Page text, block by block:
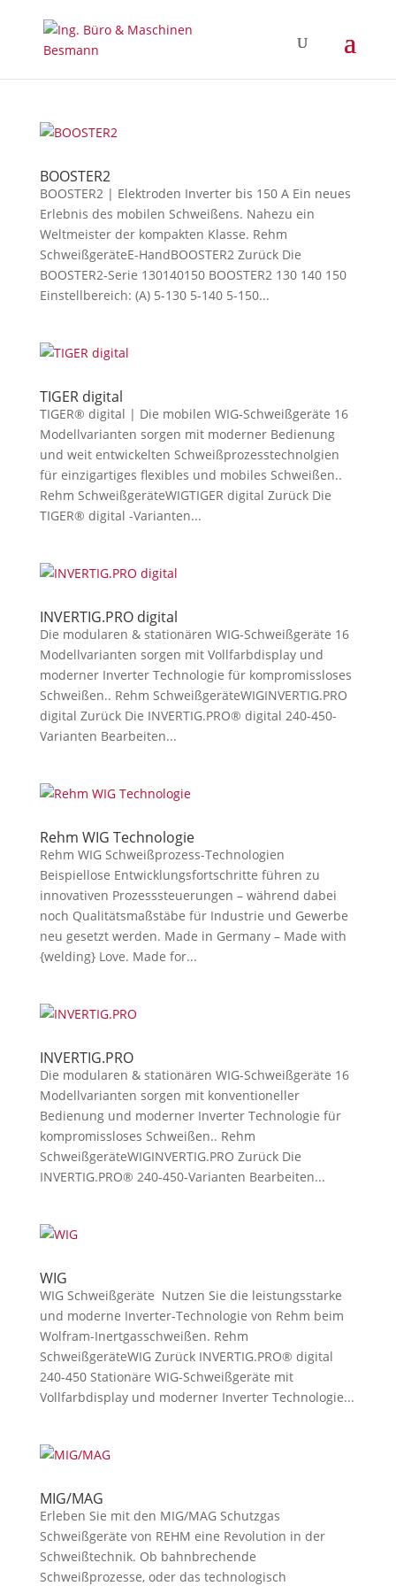
BOOSTER2
BOOSTER2 | Elektroden Inverter bis 150 A Ein neues
Erlebnis des mobilen Schweißens. Nahezu ein
Weltmeister der kompakten Klasse. Rehm
SchweißgeräteE-HandBOOSTER2 Zurück Die
BOOSTER2-Serie 130140150 BOOSTER2 130 140 150
Einstellbereich: (A) 5-130 5-140 5-150...
TIGER digital
TIGER® digital | Die mobilen WIG-Schweißgeräte 16
Modellvarianten sorgen mit moderner Bedienung
und weit entwickelten Schweißprozesstechnolgien
für einzigartiges flexibles und mobiles Schweißen..
Rehm SchweißgeräteWIGTIGER digital Zurück Die
TIGER® digital -Varianten...
INVERTIG.PRO digital
Die modularen & stationären WIG-Schweißgeräte 16
Modellvarianten sorgen mit Vollfarbdisplay und
moderner Inverter Technologie für kompromissloses
Schweißen.. Rehm SchweißgeräteWIGINVERTIG.PRO
digital Zurück Die INVERTIG.PRO® digital 240-450-
Varianten Bearbeiten...
Rehm WIG Technologie
Rehm WIG Schweißprozess-Technologien
Beispiellose Entwicklungsfortschritte führen zu
innovativen Prozesssteuerungen – während dabei
noch Qualitätsmaßstäbe für Industrie und Gewerbe
neu gesetzt werden. Made in Germany – Made with
{welding} Love. Made for...
INVERTIG.PRO
Die modularen & stationären WIG-Schweißgeräte 16
Modellvarianten sorgen mit konventioneller
Bedienung und moderner Inverter Technologie für
kompromissloses Schweißen.. Rehm
SchweißgeräteWIGINVERTIG.PRO Zurück Die
INVERTIG.PRO® 240-450-Varianten Bearbeiten...
WIG
WIG Schweißgeräte Nutzen Sie die leistungsstarke
und moderne Inverter-Technologie von Rehm beim
Wolfram-Inertgasschweißen. Rehm
SchweißgeräteWIG Zurück INVERTIG.PRO® digital
240-450 Stationäre WIG-Schweißgeräte mit
Vollfarbdisplay und moderner Inverter Technologie...
MIG/MAG
Erleben Sie mit den MIG/MAG Schutzgas
Schweißgeräte von REHM eine Revolution in der
Schweißtechnik. Ob bahnbrechende
Schweißprozesse, oder das technologisch